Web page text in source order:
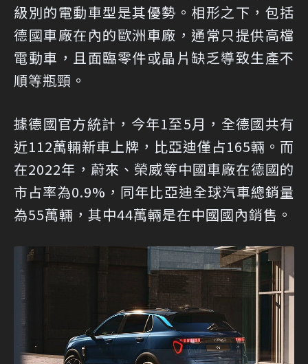
級別的電動車型是其優勢。相形之下，包括
德國車廠在內的歐洲車廠，通常只提供高檔
電動車，且面臨零件或晶片缺乏導致生產不
順等瓶頸。
據德國官方統計，今年1至5月，全德國共有
近112萬輛新車上牌，比亞迪僅占165輛。而
在2022年，蔚來、榮威等中國車廠在德國的
市占率為0.9%，同年比亞迪全球汽車總銷量
為55萬輛，其中44萬輛是在中國國內銷售。